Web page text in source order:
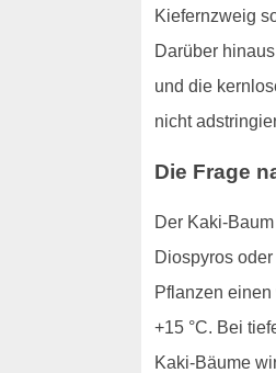
Kiefernzweig
Darüber
und die
nicht
Die Frage
Der Kaki-
Diospyros
Pflanzen
+15 °C. Bei
Kaki-Bäume